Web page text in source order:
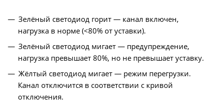
Зелёный светодиод горит — канал включен,
нагрузка в норме (<80% от уставки).
Зелёный светодиод мигает — предупреждение,
нагрузка превышает 80%, но не превышает уставку.
Жёлтый светодиод мигает — режим перегрузки.
Канал отключится в соответствии с кривой
отключения.